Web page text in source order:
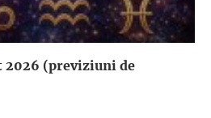
2026 (previziuni de